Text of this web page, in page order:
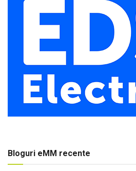
Bloguri eMM recente